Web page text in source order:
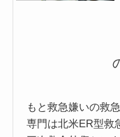
もと救急嫌いの救
専門は北米ER型救